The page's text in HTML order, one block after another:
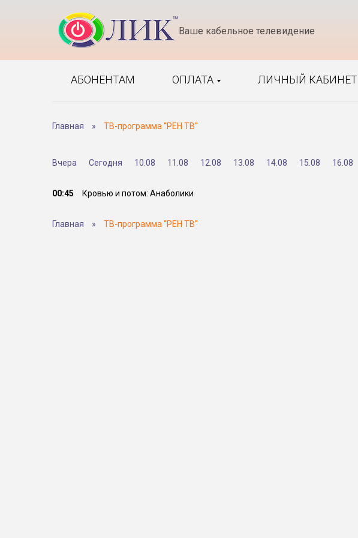
Ваше кабельное телевидение
АБОНЕНТАМ ОПЛАТА ЛИЧНЫЙ КАБИНЕТ
Главная » ТВ-программа "РЕН ТВ"
Вчера Сегодня 10.08 11.08 12.08 13.08 14.08 15.08 16.08
00:45 Кровью и потом: Анаболики
Главная » ТВ-программа "РЕН ТВ"